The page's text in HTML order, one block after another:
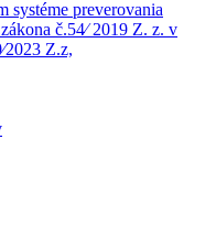
systéme preverovania
č.54⁄ 2019 Z. z. v
Z.z,